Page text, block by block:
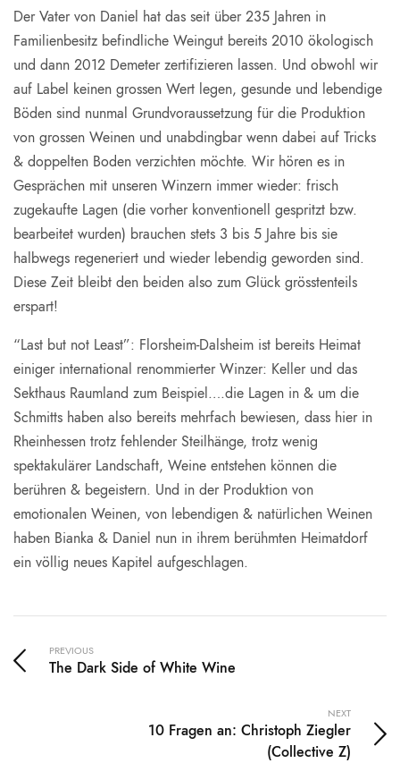
Der Vater von Daniel hat das seit über 235 Jahren in
Familienbesitz befindliche Weingut bereits 2010 ökologisch
und dann 2012 Demeter zertifizieren lassen. Und obwohl wir
auf Label keinen grossen Wert legen, gesunde und lebendige
Böden sind nunmal Grundvoraussetzung für die Produktion
von grossen Weinen und unabdingbar wenn dabei auf Tricks
& doppelten Boden verzichten möchte. Wir hören es in
Gesprächen mit unseren Winzern immer wieder: frisch
zugekaufte Lagen (die vorher konventionell gespritzt bzw.
bearbeitet wurden) brauchen stets 3 bis 5 Jahre bis sie
halbwegs regeneriert und wieder lebendig geworden sind.
Diese Zeit bleibt den beiden also zum Glück grösstenteils
erspart!
“Last but not Least”: Florsheim-Dalsheim ist bereits Heimat
einiger international renommierter Winzer: Keller und das
Sekthaus Raumland zum Beispiel….die Lagen in & um die
Schmitts haben also bereits mehrfach bewiesen, dass hier in
Rheinhessen trotz fehlender Steilhänge, trotz wenig
spektakulärer Landschaft, Weine entstehen können die
berühren & begeistern. Und in der Produktion von
emotionalen Weinen, von lebendigen & natürlichen Weinen
haben Bianka & Daniel nun in ihrem berühmten Heimatdorf
ein völlig neues Kapitel aufgeschlagen.
PREVIOUS
The Dark Side of White Wine
NEXT
10 Fragen an: Christoph Ziegler
(Collective Z)